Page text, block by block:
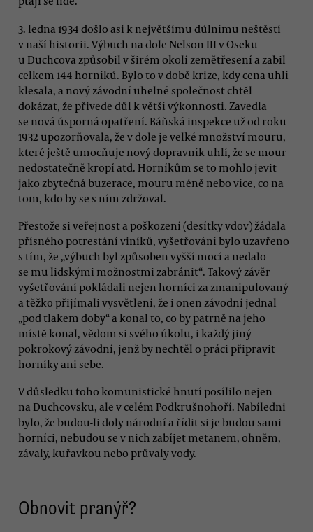
3. ledna 1934 došlo asi k největšímu důlnímu neštěstí
v naší historii. Výbuch na dole Nelson III v Oseku
u Duchcova způsobil v širém okolí zemětřesení a zabil
celkem 144 horníků. Bylo to v době krize, kdy cena uhlí
klesala, a nový závodní uhelné společnost chtěl
dokázat, že přivede důl k větší výkonnosti. Zavedla
se nová úsporná opatření. Báňská inspekce už od roku
1932 upozorňovala, že v dole je velké množství mouru,
které ještě umocňuje nový dopravník uhlí, že se mour
nedostatečně kropí atd. Horníkům se to mohlo jevit
jako zbytečná buzerace, mouru méně nebo více, co na
tom, kdo by se s ním zdržoval.
Přestože si veřejnost a poškození (desítky vdov) žádala
přísného potrestání viníků, vyšetřování bylo uzavřeno
s tím, že „výbuch byl způsoben vyšší mocí a nedalo
se mu lidskými možnostmi zabránit“. Takový závěr
vyšetřování pokládali nejen horníci za zmanipulovaný
a těžko přijímali vysvětlení, že i onen závodní jednal
„pod tlakem doby“ a konal to, co by patrně na jeho
místě konal, vědom si svého úkolu, i každý jiný
pokrokový závodní, jenž by nechtěl o práci připravit
horníky ani sebe.
V důsledku toho komunistické hnutí posílilo nejen
na Duchcovsku, ale v celém Podkrušnohoří. Nabíledni
bylo, že budou-li doly národní a řídit si je budou sami
horníci, nebudou se v nich zabíjet metanem, ohněm,
závaly, kuřavkou nebo průvaly vody.
Obnovit pranýř?